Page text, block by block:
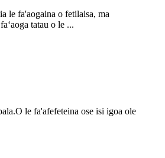
le fa'aogaina o fetilaisa, ma
tatau o le ...
le fa'afefeteina ose isi igoa ole